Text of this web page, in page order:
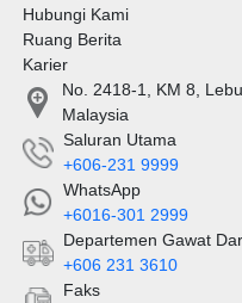
Hubungi Kami
Ruang Berita
Karier
No. 2418-1, KM 8,
Malaysia
Saluran Utama
+606-231 9999
WhatsApp
+6016-301 2999
Departemen Gawat
+606 231 3610
Faks